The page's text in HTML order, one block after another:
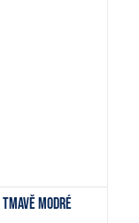
modré